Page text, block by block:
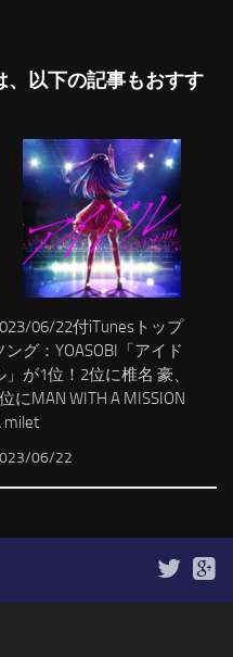
、以下の記事もおすす
06/22付iTunesトップ
ング：YOASOBI「アイド
」が1位！2位に椎名 豪、
にMAN WITH A MISSION
milet
06/22